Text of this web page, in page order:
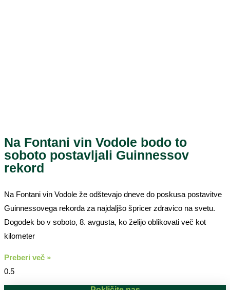
Na Fontani vin Vodole bodo to
soboto postavljali Guinnessov
rekord
Na Fontani vin Vodole že odštevajo dneve do poskusa postavitve
Guinnessovega rekorda za najdaljšo špricer zdravico na svetu.
Dogodek bo v soboto, 8. avgusta, ko želijo oblikovati več kot
kilometer
Preberi več »